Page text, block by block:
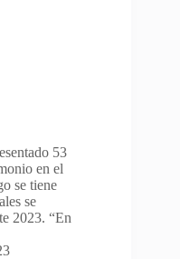
53
en el
se tiene
se
2023. “En